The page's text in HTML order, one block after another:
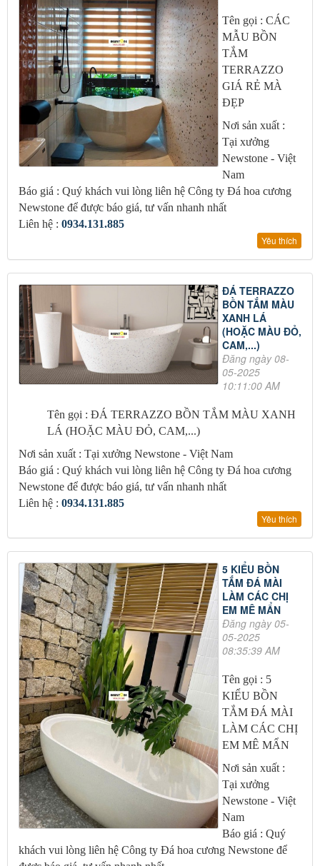
Tên gọi : CÁC
MẪU BỒN
TẮM
TERRAZZO
GIÁ RẺ MÀ
ĐẸP
Nơi sản xuất :
Tại xưởng
Newstone - Việt
Nam
Báo giá : Quý khách vui lòng liên hệ Công ty Đá hoa cương
Newstone để được báo giá, tư vấn nhanh nhất
Liên hệ : 0934.131.885
Yêu thích
ĐÁ TERRAZZO
BỒN TẮM MÀU
XANH LÁ
(HOẶC MÀU ĐỎ,
CAM,...)
Đăng ngày 08-
05-2025
10:11:00 AM
Tên gọi : ĐÁ TERRAZZO BỒN TẮM MÀU XANH
LÁ (HOẶC MÀU ĐỎ, CAM,...)
Nơi sản xuất : Tại xưởng Newstone - Việt Nam
Báo giá : Quý khách vui lòng liên hệ Công ty Đá hoa cương
Newstone để được báo giá, tư vấn nhanh nhất
Liên hệ : 0934.131.885
Yêu thích
5 KIỂU BỒN
TẮM ĐÁ MÀI
LÀM CÁC CHỊ
EM MÊ MẨN
Đăng ngày 05-
05-2025
08:35:39 AM
Tên gọi : 5
KIỂU BỒN
TẮM ĐÁ MÀI
LÀM CÁC CHỊ
EM MÊ MẨN
Nơi sản xuất :
Tại xưởng
Newstone - Việt
Nam
Báo giá : Quý
khách vui lòng liên hệ Công ty Đá hoa cương Newstone để